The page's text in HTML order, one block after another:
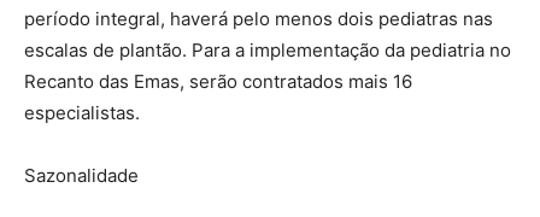
período integral, haverá pelo menos dois pediatras nas
escalas de plantão. Para a implementação da pediatria no
Recanto das Emas, serão contratados mais 16
especialistas.
Sazonalidade